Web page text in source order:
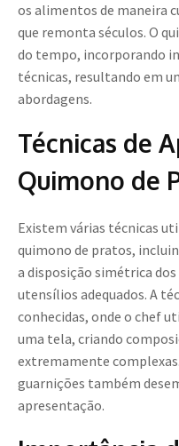
os alimentos de maneira
que remonta séculos. O
do tempo, incorporando
técnicas, resultando em
abordagens.
Técnicas de
Quimono de
Existem várias técnicas
quimono de pratos,
a disposição simétrica
utensílios adequados. A
conhecidas, onde o chef
uma tela, criando
extremamente
guarnições também
apresentação.